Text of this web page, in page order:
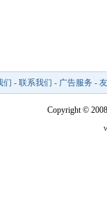
们 - 联系我们 - 广告服务 -
Copyright ©